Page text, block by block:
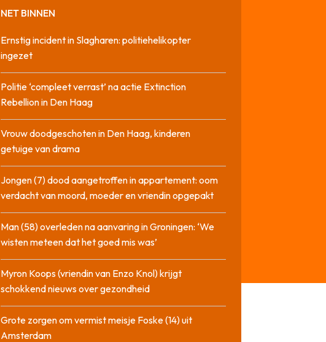
NET BINNEN
Ernstig incident in Slagharen: politiehelikopter
ingezet
Politie ‘compleet verrast’ na actie Extinction
Rebellion in Den Haag
Vrouw doodgeschoten in Den Haag, kinderen
getuige van drama
Jongen (7) dood aangetroffen in appartement: oom
verdacht van moord, moeder en vriendin opgepakt
Man (58) overleden na aanvaring in Groningen: ‘We
wisten meteen dat het goed mis was’
Myron Koops (vriendin van Enzo Knol) krijgt
schokkend nieuws over gezondheid
Grote zorgen om vermist meisje Foske (14) uit
Amsterdam